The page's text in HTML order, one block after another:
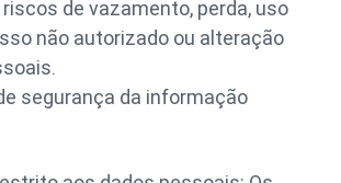
de vazamento, perda, uso
não autorizado ou alteração
segurança da informação